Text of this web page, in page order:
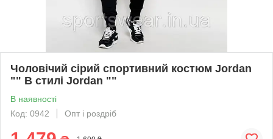
Чоловічий сірий спортивний костюм Jordan
"" В стилі Jordan ""
В наявності
Код: 0942
Опт і роздріб